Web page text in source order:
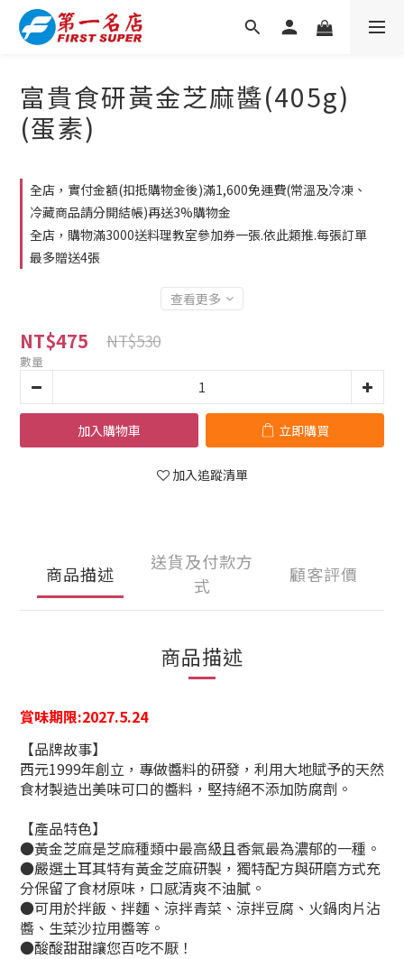
富貴食研黃金芝麻醬(405g)
(蛋素)
全店，實付金額(扣抵購物金後)滿1,600免運費(常溫及冷凍、
冷藏商品請分開結帳)再送3%購物金
全店，購物滿3000送料理教室參加券一張.依此類推.每張訂單
最多贈送4張
查看更多
NT$475 NT$530
數量
加入購物車 立即購買
加入追蹤清單
商品描述
送貨及付款方
式
顧客評價
商品描述
賞味期限:2027.5.24
【品牌故事】
西元1999年創立，專做醬料的研發，利用大地賦予的天然
食材製造出美味可口的醬料，堅持絕不添加防腐劑。
【產品特色】
●黃金芝麻是芝麻種類中最高級且香氣最為濃郁的一種。
●嚴選土耳其特有黃金芝麻研製，獨特配方與研磨方式充
分保留了食材原味，口感清爽不油膩。
●可用於拌飯 、 拌麵、涼拌青菜、涼拌豆腐、火鍋肉片沾
醬、生菜沙拉用醬等。
●酸酸甜甜讓您百吃不厭！